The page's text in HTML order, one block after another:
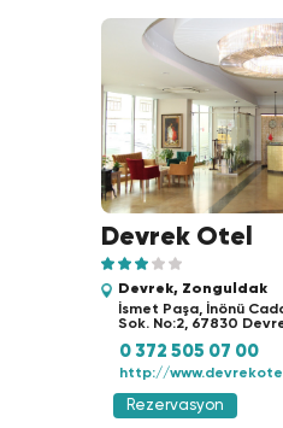
Devrek Otel
Devrek, Zonguldak
İsmet Paşa, İnönü
Sok. No:2, 67830
0 372 505 07 00
http://
Rezervasyon